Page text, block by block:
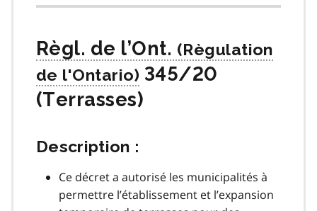
Règl. de l’Ont.
345/20
(Terrasses)
Description :
Ce décret a autorisé les municipalités à
permettre l’établissement et l’expansion